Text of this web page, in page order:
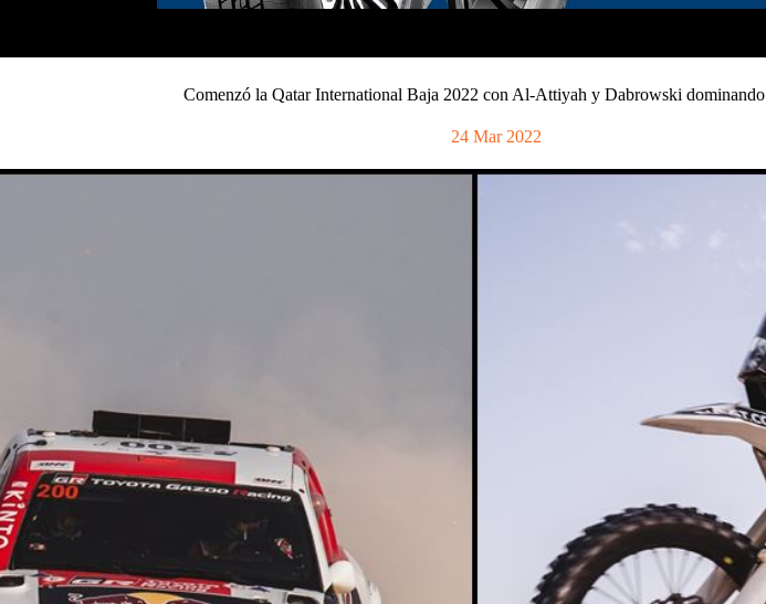
Comenzó la Qatar International Baja 2022 con Al-Attiyah y Dabrowski dominando
24 Mar 2022